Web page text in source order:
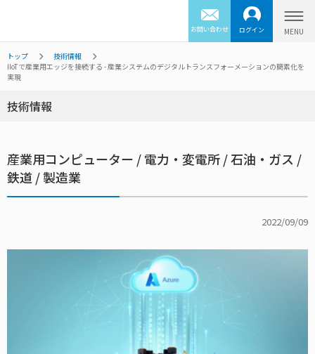
お問い合わせ ログイン
トップ
技術情報
IIoTで産業用エッジを接続する - 産業システムのデジタルトランスフォーメーションの簡素化を
実現
技術情報
産業用コンピューター / 電力・変電所 / 石油・ガス /
鉄道 / 製造業
2022/09/09